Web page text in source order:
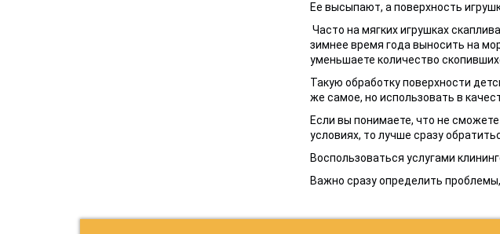
Ее высыпают, а поверхность
Часто на мягких игрушках
зимнее время года выносить на
уменьшаете количество
Такую обработку поверхности
же самое, но использовать в
Если вы понимаете, что не
условиях, то лучше сразу
Воспользоваться услугами
Важно сразу определить